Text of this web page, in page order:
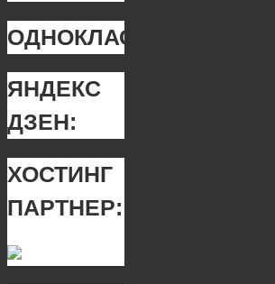
ОДНОКЛАССНИКИ:
ЯНДЕКС
ДЗЕН:
ХОСТИНГ
ПАРТНЕР: